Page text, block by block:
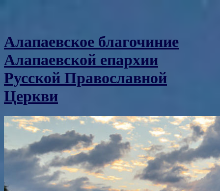
Алапаевское благочиние
Алапаевской епархии
Русской Православной
Церкви